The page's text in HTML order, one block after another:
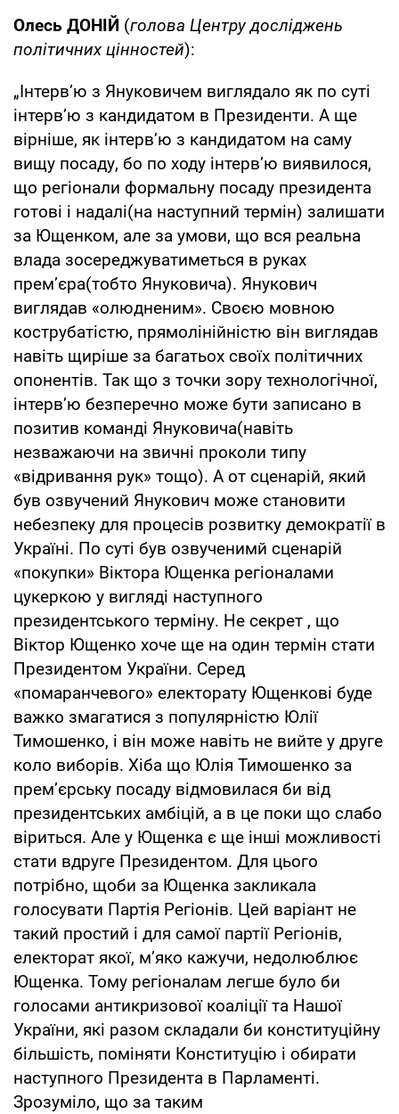
Олесь ДОНІЙ (голова Центру досліджень
політичних цінностей):
„Інтерв’ю з Януковичем виглядало як по суті
інтерв’ю з кандидатом в Президенти. А ще
вірніше, як інтерв’ю з кандидатом на саму
вищу посаду, бо по ходу інтерв’ю виявилося,
що регіонали формальну посаду президента
готові і надалі(на наступний термін) залишати
за Ющенком, але за умови, що вся реальна
влада зосереджуватиметься в руках
прем’єра(тобто Януковича). Янукович
виглядав «олюдненим». Своєю мовною
кострубатістю, прямолінійністю він виглядав
навіть щиріше за багатьох своїх політичних
опонентів. Так що з точки зору технологічної,
інтерв’ю безперечно може бути записано в
позитив команді Януковича(навіть
незважаючи на звичні проколи типу
«відривання рук» тощо). А от сценарій, який
був озвучений Янукович може становити
небезпеку для процесів розвитку демократії в
Україні. По суті був озвученимй сценарій
«покупки» Віктора Ющенка регіоналами
цукеркою у вигляді наступного
президентського терміну. Не секрет , що
Віктор Ющенко хоче ще на один термін стати
Президентом України. Серед
«помаранчевого» електорату Ющенкові буде
важко змагатися з популярністю Юлії
Тимошенко, і він може навіть не вийте у друге
коло виборів. Хіба що Юлія Тимошенко за
прем’єрську посаду відмовилася би від
президентських амбіцій, а в це поки що слабо
віриться. Але у Ющенка є ще інші можливості
стати вдруге Президентом. Для цього
потрібно, щоби за Ющенка закликала
голосувати Партія Регіонів. Цей варіант не
такий простий і для самої партії Регіонів,
електорат якої, м’яко кажучи, недолюблює
Ющенка. Тому регіоналам легше було би
голосами антикризової коаліції та Нашої
України, які разом складали би конституційну
більшість, поміняти Конституцію і обирати
наступного Президента в Парламенті.
Зрозуміло, що за таким